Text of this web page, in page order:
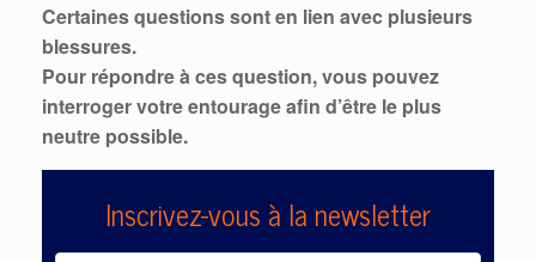
Certaines questions sont en lien avec plusieurs
blessures.
Pour répondre à ces question, vous pouvez
interroger votre entourage afin d’être le plus
neutre possible.
Inscrivez-vous à la newsletter